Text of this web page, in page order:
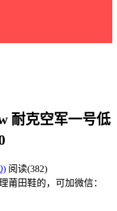
耐克空军一号低
阅读(382)
莆田鞋的，可加微信：